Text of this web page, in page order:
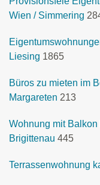
Wien / Simmering
Liesing 1865
Büros zu mieten im
Margareten 213
Wohnung mit
Brigittenau 445
Terrassenwohnung